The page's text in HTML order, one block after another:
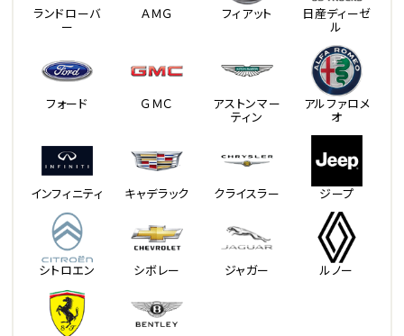
ランドローバ
ー
ＡＭＧ フィアット 日産ディーゼ
ル
フォード ＧＭＣ アストンマー
ティン
アルファロメ
オ
インフィニティ キャデラック クライスラー ジープ
シトロエン シボレー ジャガー ルノー